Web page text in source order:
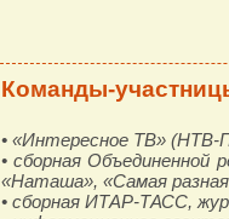
Команды-
• «Интересное ТВ» (НТВ-
• сборная Объединенной
«Наташа», «Самая
• сборная ИТАР-ТАСС,